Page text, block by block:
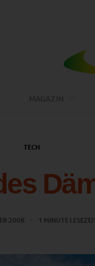
TECH
2008 1 MINUTE